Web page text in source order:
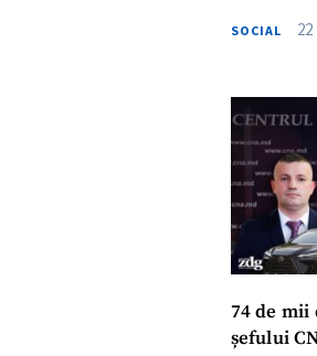
suspectă”
SOCIAL
74 de mii
șefului